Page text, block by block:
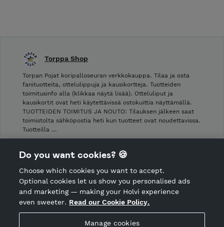
Hosted by Holvi
Torppa Shop
Torpan Pojat koripalloseuran verkkokauppa. Tilaa ja osta
fanituotteita, ottelulippuja ja kausikortteja. Tuotteiden
toimitusinfo alla (klikkaa näytä lisää). Otteluliput ja
kausikortit ovat heti käytettävissä ostokuittia näyttämällä.
TUOTTEIDEN TOIMITUS JA NOUTO: Tilauksen jälkeen saat
toimistolta sähköpostia heti kun tuotteet ovat noudettavissa.
Tuotteilla …
Shop privacy policy
CANCEL ORDER
Do you want cookies? 🍪
Choose which cookies you want to accept.
Optional cookies let us show you personalised ads
and marketing — making your Holvi experience
even sweeter. Read our Cookie Policy.
Manage cookies